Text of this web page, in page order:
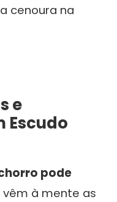
cenoura na
e
Escudo
pode
vêm à mente as